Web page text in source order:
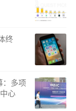
终
：多项
心